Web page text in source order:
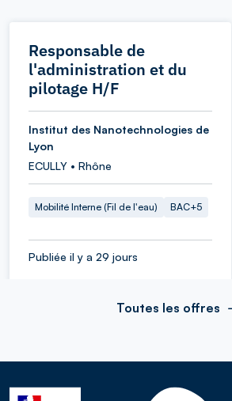
Responsable de
l'administration et du
pilotage H/F
Institut des Nanotechnologies de
Lyon
ECULLY • Rhône
Mobilité Interne (Fil de l'eau) BAC+5
Publiée il y a 29 jours
Toutes les offres